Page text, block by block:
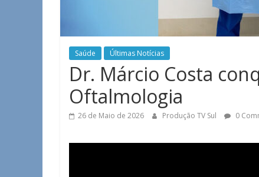
Saúde Últimas Notícias
Dr. Márcio Costa
Oftalmologia
26 de Maio de 2026 Produção TV Sul 0